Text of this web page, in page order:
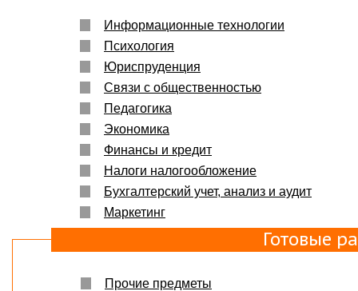
Информационные технологии
Психология
Юриспруденция
Связи с общественностью
Педагогика
Экономика
Финансы и кредит
Налоги налогообложение
Бухгалтерский учет, анализ и аудит
Маркетинг
Готовые
Прочие предметы